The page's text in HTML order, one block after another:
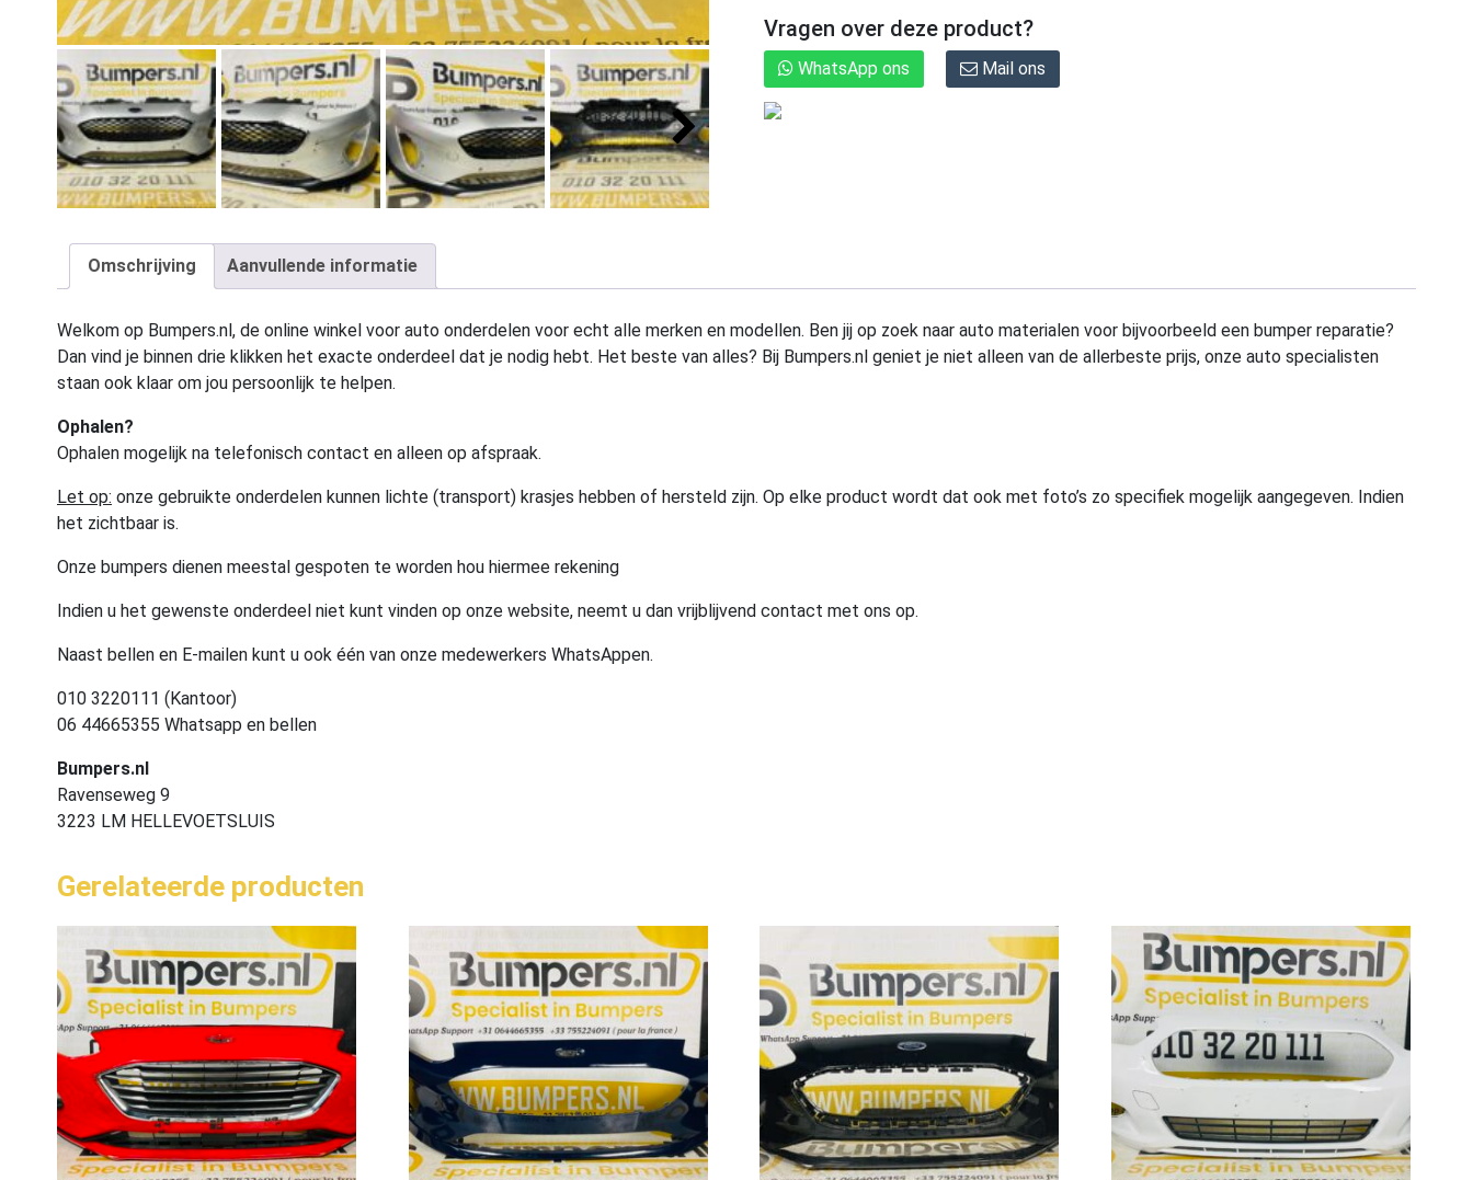
Vragen over deze product?
WhatsApp ons Mail ons
Omschrijving Aanvullende informatie
Welkom op Bumpers.nl, de online winkel voor auto onderdelen voor echt alle merken en modellen. Ben jij op zoek naar auto materialen voor bijvoorbeeld een bumper reparatie?
Dan vind je binnen drie klikken het exacte onderdeel dat je nodig hebt. Het beste van alles? Bij Bumpers.nl geniet je niet alleen van de allerbeste prijs, onze auto specialisten
staan ook klaar om jou persoonlijk te helpen.
Ophalen?
Ophalen mogelijk na telefonisch contact en alleen op afspraak.
Let op: onze gebruikte onderdelen kunnen lichte (transport) krasjes hebben of hersteld zijn. Op elke product wordt dat ook met foto’s zo specifiek mogelijk aangegeven. Indien
het zichtbaar is.
Onze bumpers dienen meestal gespoten te worden hou hiermee rekening
Indien u het gewenste onderdeel niet kunt vinden op onze website, neemt u dan vrijblijvend contact met ons op.
Naast bellen en E-mailen kunt u ook één van onze medewerkers WhatsAppen.
010 3220111 (Kantoor)
06 44665355 Whatsapp en bellen
Bumpers.nl
Ravenseweg 9
3223 LM HELLEVOETSLUIS
Gerelateerde producten